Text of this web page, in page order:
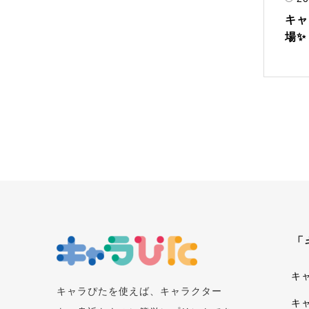
キ
場✨
キャラぴたを使えば、キャラクター
キ
キ